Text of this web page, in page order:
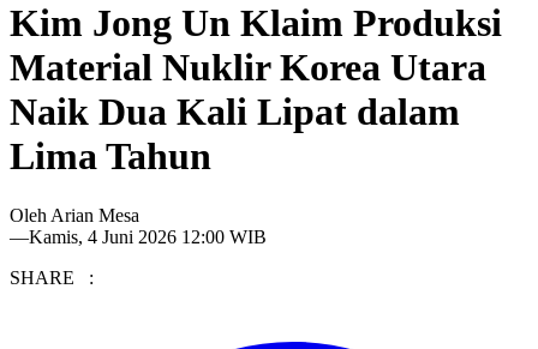
Kim Jong Un Klaim Produksi
Material Nuklir Korea Utara
Naik Dua Kali Lipat dalam
Lima Tahun
Oleh Arian Mesa
—Kamis, 4 Juni 2026 12:00 WIB
SHARE :